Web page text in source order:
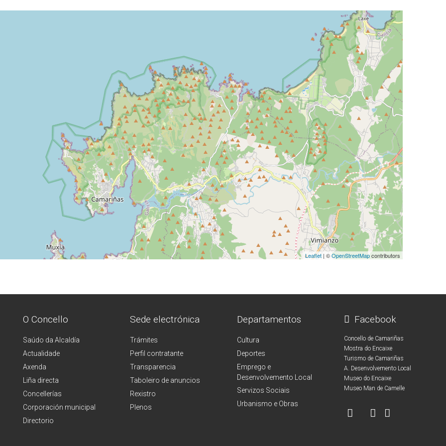
Leaflet | ©OpenStreetMapcontributors
O Concello
Saúdo da Alcaldía
Actualidade
Axenda
Liña directa
Concellerías
Corporación municipal
Directorio
Sede electrónica
Trámites
Perfil contratante
Transparencia
Taboleiro de anuncios
Rexistro
Plenos
Departamentos
Cultura
Deportes
Emprego e
Desenvolvemento Local
Servizos Sociais
Urbanismo e Obras
Facebook
Concello de Camariñas
Mostra do Encaixe
Turismo de Camariñas
A. Desenvolvemento Local
Museo do Encaixe
Museo Man de Camelle